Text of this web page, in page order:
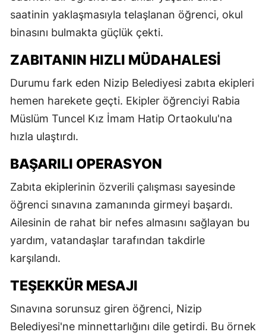
saatinin yaklaşmasıyla telaşlanan öğrenci, okul
binasını bulmakta güçlük çekti.
ZABITANIN HIZLI MÜDAHALESI
Durumu fark eden Nizip Belediyesi zabıta ekipleri
hemen harekete geçti. Ekipler öğrenciyi Rabia
Müslüm Tuncel Kız İmam Hatip Ortaokulu'na
hızla ulaştırdı.
BAŞARILI OPERASYON
Zabıta ekiplerinin özverili çalışması sayesinde
öğrenci sınavına zamanında girmeyi başardı.
Ailesinin de rahat bir nefes almasını sağlayan bu
yardım, vatandaşlar tarafından takdirle
karşılandı.
TEŞEKKÜR MESAJI
Sınavına sorunsuz giren öğrenci, Nizip
Belediyesi'ne minnettarlığını dile getirdi. Bu örnek